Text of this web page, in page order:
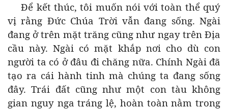
Để kết thúc, tôi muốn nói với toàn thể quý
vị rằng Đức Chúa Trời vẫn đang sống. Ngài
đang ở trên mặt trăng cũng như ngay trên Địa
cầu này. Ngài có mặt khắp nơi cho dù con
người ta có ở đâu đi chăng nữa. Chính Ngài đã
tạo ra cái hành tinh mà chúng ta đang sống
đây. Trái đất cũng như một con tàu không
gian nguy nga tráng lệ, hoàn toàn nằm trong